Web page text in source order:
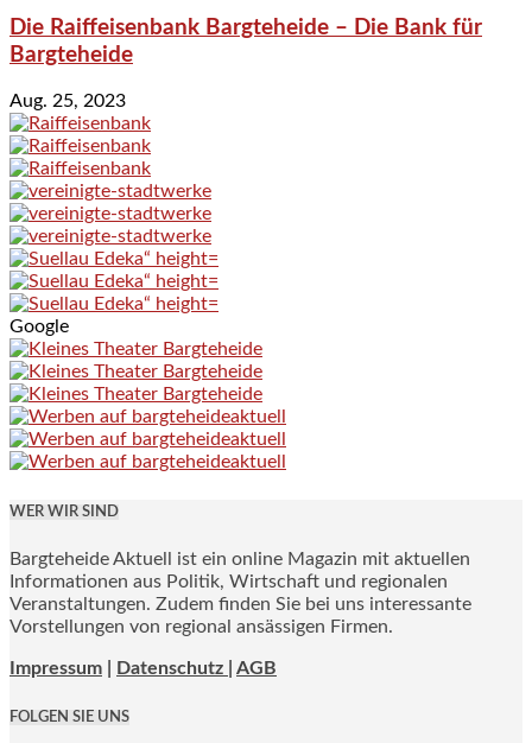
Die Raiffeisenbank Bargteheide – Die Bank für
Bargteheide
Aug. 25, 2023
Google
WER WIR SIND
Bargteheide Aktuell ist ein online Magazin mit aktuellen
Informationen aus Politik, Wirtschaft und regionalen
Veranstaltungen. Zudem finden Sie bei uns interessante
Vorstellungen von regional ansässigen Firmen.
Impressum Datenschutz | AGB
FOLGEN SIE UNS